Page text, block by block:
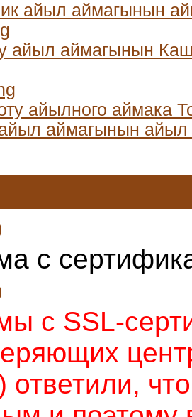
айыл аймагынын
айыл аймагынын
айылного аймака
аймагынын айыл
с
с SSL-
ответили,